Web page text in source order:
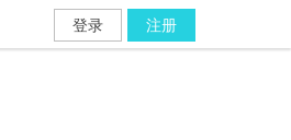
登录 注册